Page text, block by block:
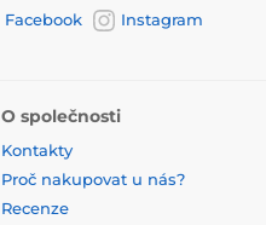
Facebook
Instagram
O společnosti
Kontakty
Proč nakupovat u nás?
Recenze